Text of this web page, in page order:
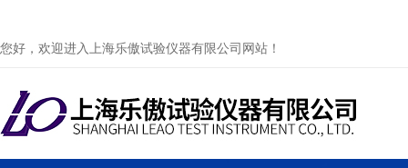
您好，欢迎进入上海乐傲试验仪器有限公司网站！